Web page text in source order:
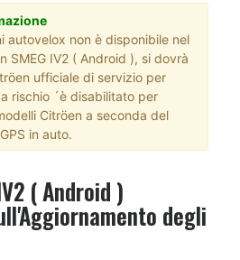
autovelox non è disponibile nel
SMEG IV2 ( Android ), si dovrà
ufficiale di servizio per
rischio ´è disabilitato per
Citröen a seconda del
in auto.
( Android )
degli